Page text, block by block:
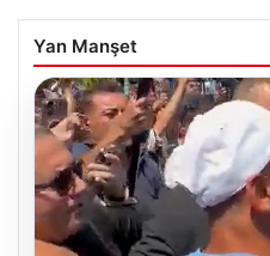
Yan Manşet